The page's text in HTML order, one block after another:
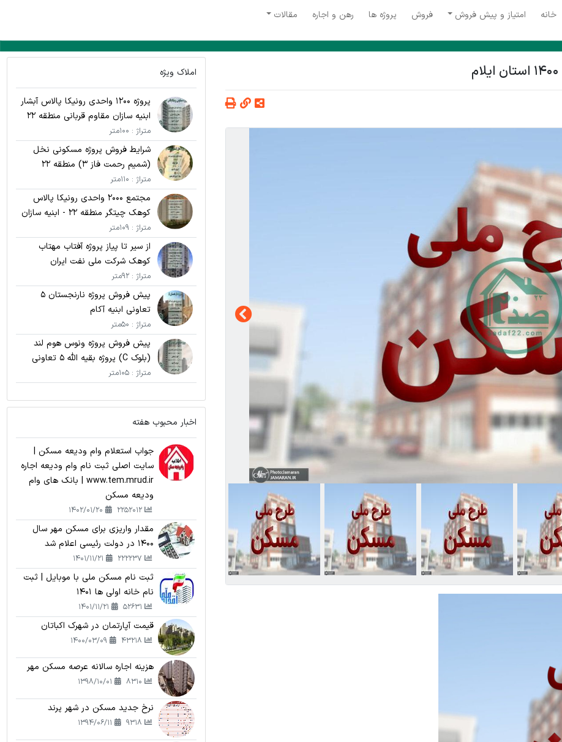
خانه امتیاز و پیش فروش فروش پروژه ها رهن و اجاره مقالات
املاک ویژه
پروژه 1200 واحدی رونیکا پالاس آبشار
ابنیه سازان مقاوم قربانی منطقه 22
متراژ : 100متر
شرایط فروش پروژه مسکونی نخل
(شمیم رحمت فاز 3) منطقه 22
متراژ : 110متر
مجتمع 2000 واحدی رونیکا پالاس
کوهک چیتگر منطقه 22 - ابنیه سازان
مقاوم قربانی
متراژ : 109متر
از سیر تا پیاز پروژه آفتاب مهتاب
کوهک شرکت ملی نفت ایران
متراژ : 92متر
پیش فروش پروژه نارنجستان 5
تعاونی ابنیه آکام
متراژ : 50متر
پیش فروش پروژه ونوس هوم لند
(بلوک C) پروژه بقیه الله 5 تعاونی
نامی اریکه پارسیان
متراژ : 105متر
اخبار محبوب هفته
جواب استعلام وام ودیعه مسکن |
سایت اصلی ثبت نام وام ودیعه اجاره
www.tem.mrud.ir | بانک های وام
ودیعه مسکن
2252012
مقدار واریزی برای مسکن مهر سال
1400 در دولت رئیسی اعلام شد
ثبت نام مسکن ملی با موبایل | ثبت
نام خانه اولی ها 1401
قیمت آپارتمان در شهرک اکباتان
هزینه اجاره سالانه عرصه مسکن مهر
نرخ جدید مسکن در شهر پرند